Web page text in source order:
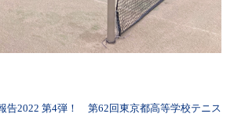
告2022 第4弾！ 第62回東京都高等学校テニス